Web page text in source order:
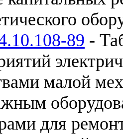
89 -
малой
для